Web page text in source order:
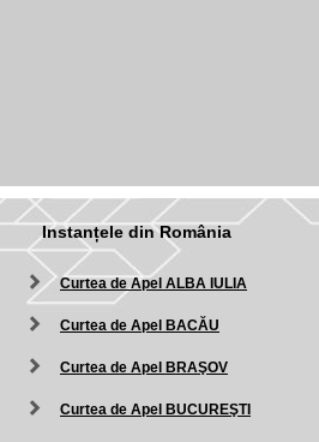
Instanțele din România
Curtea de Apel ALBA IULIA
Curtea de Apel BACĂU
Curtea de Apel BRAŞOV
Curtea de Apel BUCUREŞTI